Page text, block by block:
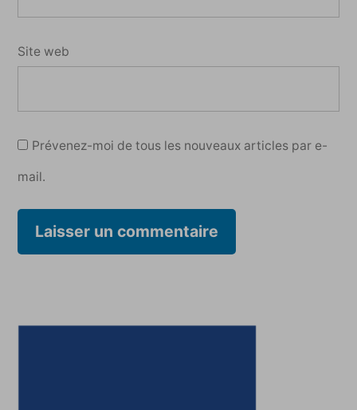
Site web
Prévenez-moi de tous les nouveaux articles par e-
mail.